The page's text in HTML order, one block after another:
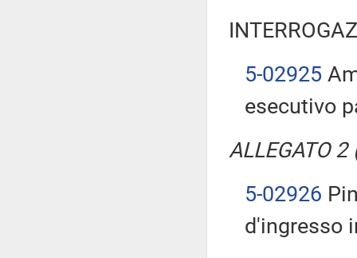
5-02925
esecutivo
ALLEGATO
5-02926
d'ingresso